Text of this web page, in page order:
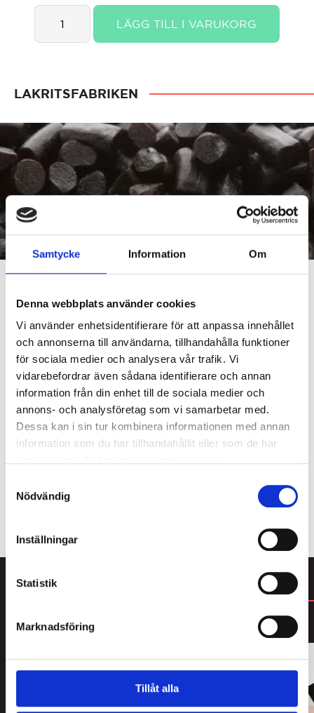
Samtycke Information Om
Denna webbplats använder cookies
Vi använder enhetsidentifierare för att anpassa innehållet
och annonserna till användarna, tillhandahålla funktioner
för sociala medier och analysera vår trafik. Vi
vidarebefordrar även sådana identifierare och annan
information från din enhet till de sociala medier och
annons- och analysföretag som vi samarbetar med.
Dessa kan i sin tur kombinera informationen med annan
information som du har tillhandahållit eller som de har
Nödvändig
Inställningar
Statistik
Marknadsföring
Tillåt alla
Lakritsfabriken
Liquorice
LÄGG TILL I VARUKORG
LAKRITSFABRIKEN
Lakritsfabriken- för dig som gillar mjuka saftiga
bitar med en mer vuxen och stark lakritssmak än
den traditionella, en premiumtillverkare med fokus
på kvalité och den naturliga råvaran. Här bjuds på
allt från rålakrits och lakritsrötter till lakritspulver!
Mjuk saftig söt och saltlakrits och inte minst
chokladdoppad lakrits i en mängd galet goda
smakkombinationer. Hela sortimentet är helt